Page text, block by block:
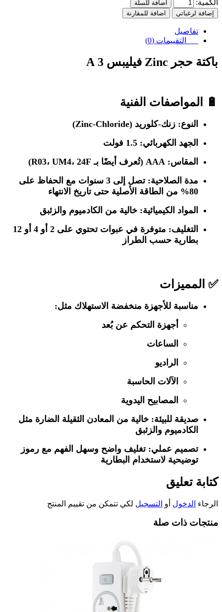
الكمية:
اضافة للسلة
إضافة لرغباتي
اضافة للمقارنة
تفاصيل
التقييمات (0)
باكتة حجر Zinc فيليبس 3 A
🔋 المواصفات الفنية
النوع: زنك-كلوريد (Zinc-Chloride)
الجهد الكهربائي: 1.5 فولت
المقاس: AAA (تُعرف أيضًا بـ R03، UM4، 24F)
مدة الصلاحية
: تصل إلى 3 سنوات مع الحفاظ على
80% من الطاقة الأصلية حتى تاريخ الانتهاء
المواد الكيميائية: خالية من الكادميوم والزئبق
التغليف
: متوفرة في عبوات تحتوي على 2 أو 4 أو 12
بطارية حسب الطراز
✅ المميزات
مناسبة للأجهزة منخفضة الاستهلاك مثل:
أجهزة التحكم عن بُعد
الساعات
الراديو
الآلات الحاسبة
المصابيح اليدوية
صديقة للبيئة: خالية من المعادن الثقيلة الضارة مثل
الكادميوم والزئبق
تصميم عملي: تغليف واضح وسهل الفهم مع رموز
توضيحية لاستخدام البطارية
كتابة تعليق
الرجاء الدخول أو التسجيل لكي تتمكن من تقييم المنتج
منتجات ذات صلة